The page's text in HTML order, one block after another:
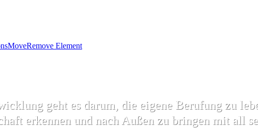
MoveRemove Element
geht es darum, die eigene Berufung zu
erkennen und nach Außen zu bringen mit all